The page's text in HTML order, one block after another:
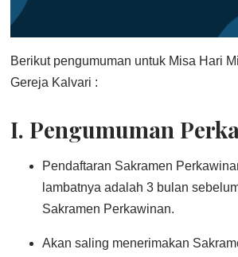
Berikut pengumuman untuk Misa Hari
Gereja Kalvari :
I. Pengumuman
Pendaftaran Sakramen
lambatnya adalah 3 bulan
Sakramen Perkawinan.
Akan saling menerimakan